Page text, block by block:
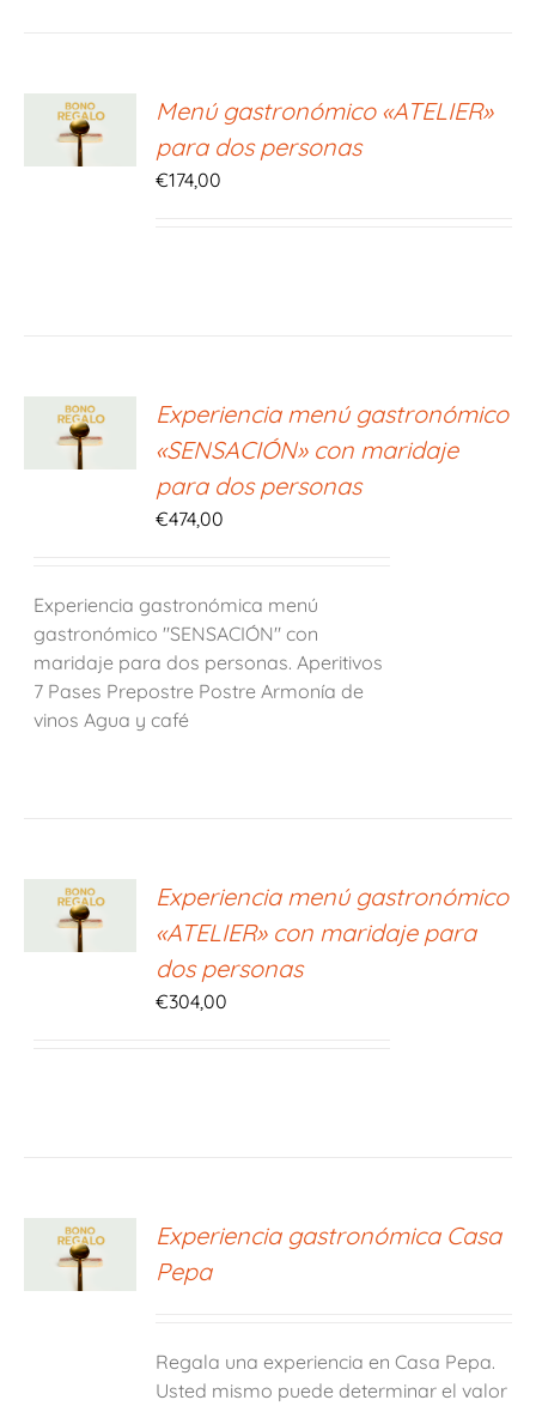
Menú gastronómico «ATELIER»
para dos personas
€174,00
Experiencia menú gastronómico
«SENSACIÓN» con maridaje
para dos personas
€474,00
Experiencia gastronómica menú
gastronómico "SENSACIÓN" con
maridaje para dos personas. Aperitivos
7 Pases Prepostre Postre Armonía de
vinos Agua y café
Experiencia menú gastronómico
«ATELIER» con maridaje para
dos personas
€304,00
Experiencia gastronómica Casa
Pepa
Regala una experiencia en Casa Pepa.
Usted mismo puede determinar el valor